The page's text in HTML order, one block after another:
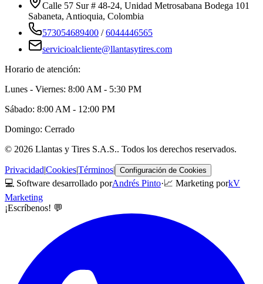
Calle 57 Sur # 48-24, Unidad Metrosabana Bodega 101
Sabaneta, Antioquia, Colombia
573054689400 /6044446565
servicioalcliente@llantasytires.com
Horario de atención:
Lunes - Viernes: 8:00 AM - 5:30 PM
Sábado: 8:00 AM - 12:00 PM
Domingo: Cerrado
© 2026 Llantas y Tires S.A.S.. Todos los derechos reservados.
Privacidad|Cookies|Términos| Configuración de Cookies
💻 Software desarrollado porAndrés Pinto·📈 Marketing porkV
Marketing
¡Escríbenos! 💬